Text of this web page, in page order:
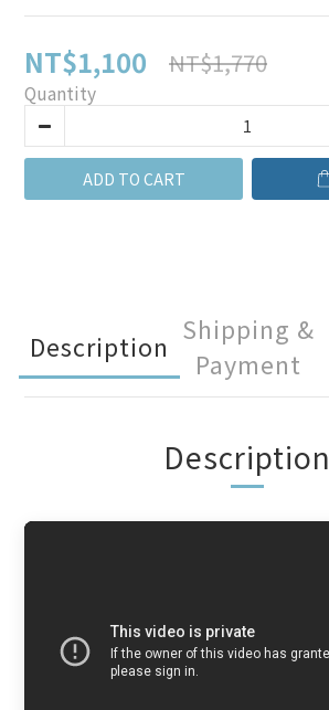
NT$1,100 NT$1,770
Quantity
ADD TO CART
Description
Shipping &
Payment
Description